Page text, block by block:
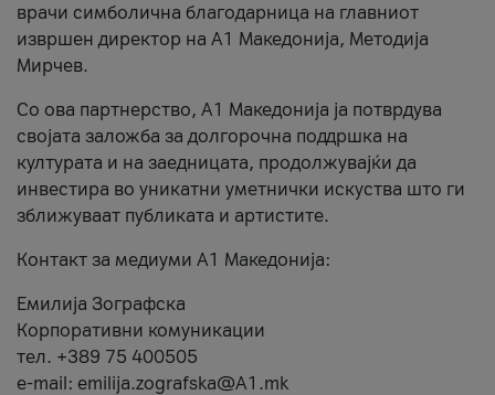
врачи симболична благодарница на главниот
извршен директор на A1 Македонија, Методија
Мирчев.
Со ова партнерство, A1 Македонија ја потврдува
својата заложба за долгорочна поддршка на
културата и на заедницата, продолжувајќи да
инвестира во уникатни уметнички искуства што ги
зближуваат публиката и артистите.
Контакт за медиуми А1 Македонија:
Емилија Зографска
Корпоративни комуникации
тел. +389 75 400505
e-mail: emilija.zografska@A1.mk